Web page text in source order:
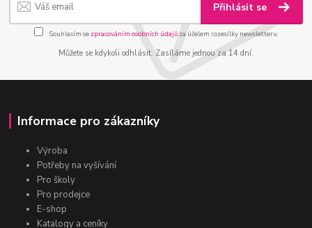
Přihlásit se
Souhlasím se zpracováním osobních údajůza účelem rozesílky newsletteru.
Můžete se kdykoli odhlásit. Zasíláme jednou za 14 dní.
Informace pro zákazníky
Výroba
Potřeby na vyšívání
Pro školy
Pro prodejce
E-shop
Katalogy a ceníky